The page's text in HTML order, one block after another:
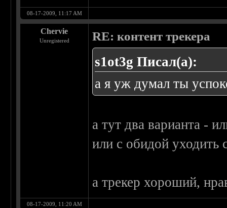
08-17-2009, 11:17 AM
Chervie
Unregistered RE: контент трекера
s1ot3g Писал(а):
а я уж думал ты
а тут два варианта -
или с обидой уходить
а трекер хороший,
08-17-2009, 11:20 AM